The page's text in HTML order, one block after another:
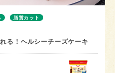
脂質カット
る！ヘルシーチーズケーキ